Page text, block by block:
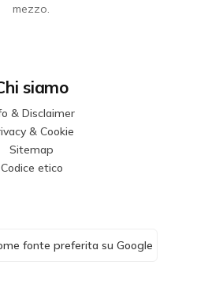
mezzo.
siamo
& Disclaimer
& Cookie
Sitemap
Codice etico
fonte preferita su Google